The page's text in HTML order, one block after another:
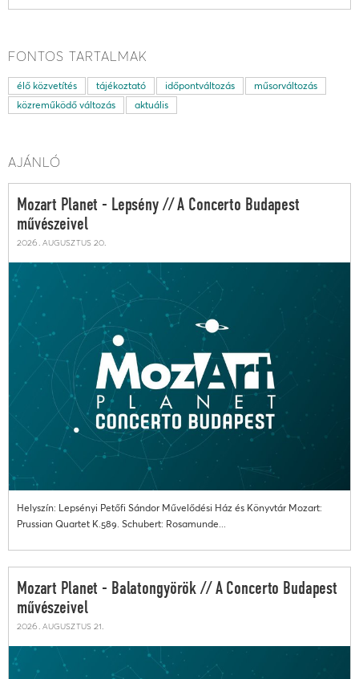
FONTOS TARTALMAK
élő közvetítés tájékoztató időpontváltozás
műsorváltozás
közreműködő változás
aktuális
AJÁNLÓ
Mozart Planet - Lepsény // A Concerto Budapest
művészeivel
2026. augusztus 20.
Helyszín: Lepsényi Petőfi Sándor Művelődési Ház és Könyvtár Mozart:
Prussian Quartet K.589. Schubert: Rosamunde...
Mozart Planet - Balatongyörök // A Concerto Budapest
művészeivel
2026. augusztus 21.